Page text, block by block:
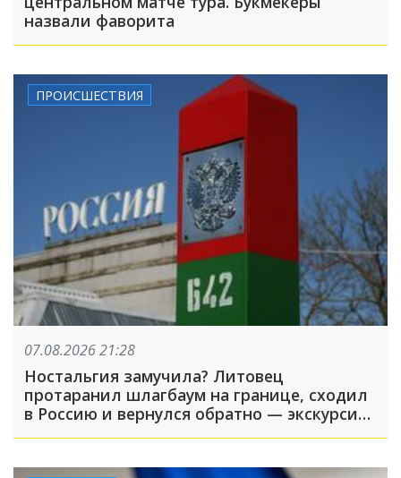
назвали фаворита
ПРОИСШЕСТВИЯ
07.08.2026 21:28
Ностальгия замучила? Литовец
протаранил шлагбаум на границе, сходил
в Россию и вернулся обратно — экскурсия
вышла недолгой